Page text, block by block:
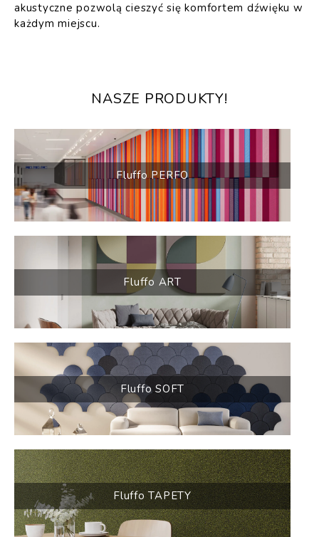
akustyczne pozwolą cieszyć się komfortem dźwięku w
każdym miejscu.
NASZE PRODUKTY!
Fluffo PERFO
Fluffo ART
Fluffo SOFT
Fluffo TAPETY